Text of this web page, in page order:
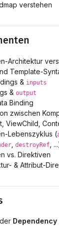
verstehen
Architektur
Template-
& inputs
& output
Binding
zwischen
ViewChild,
Lebenszyklus (
destroyRef
,
vs. Direktiven
& Attribut-